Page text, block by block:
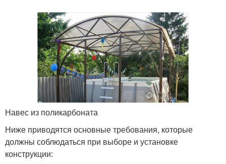
Навес из поликарбоната
Ниже приводятся основные требования, которые
должны соблюдаться при выборе и установке
конструкции: